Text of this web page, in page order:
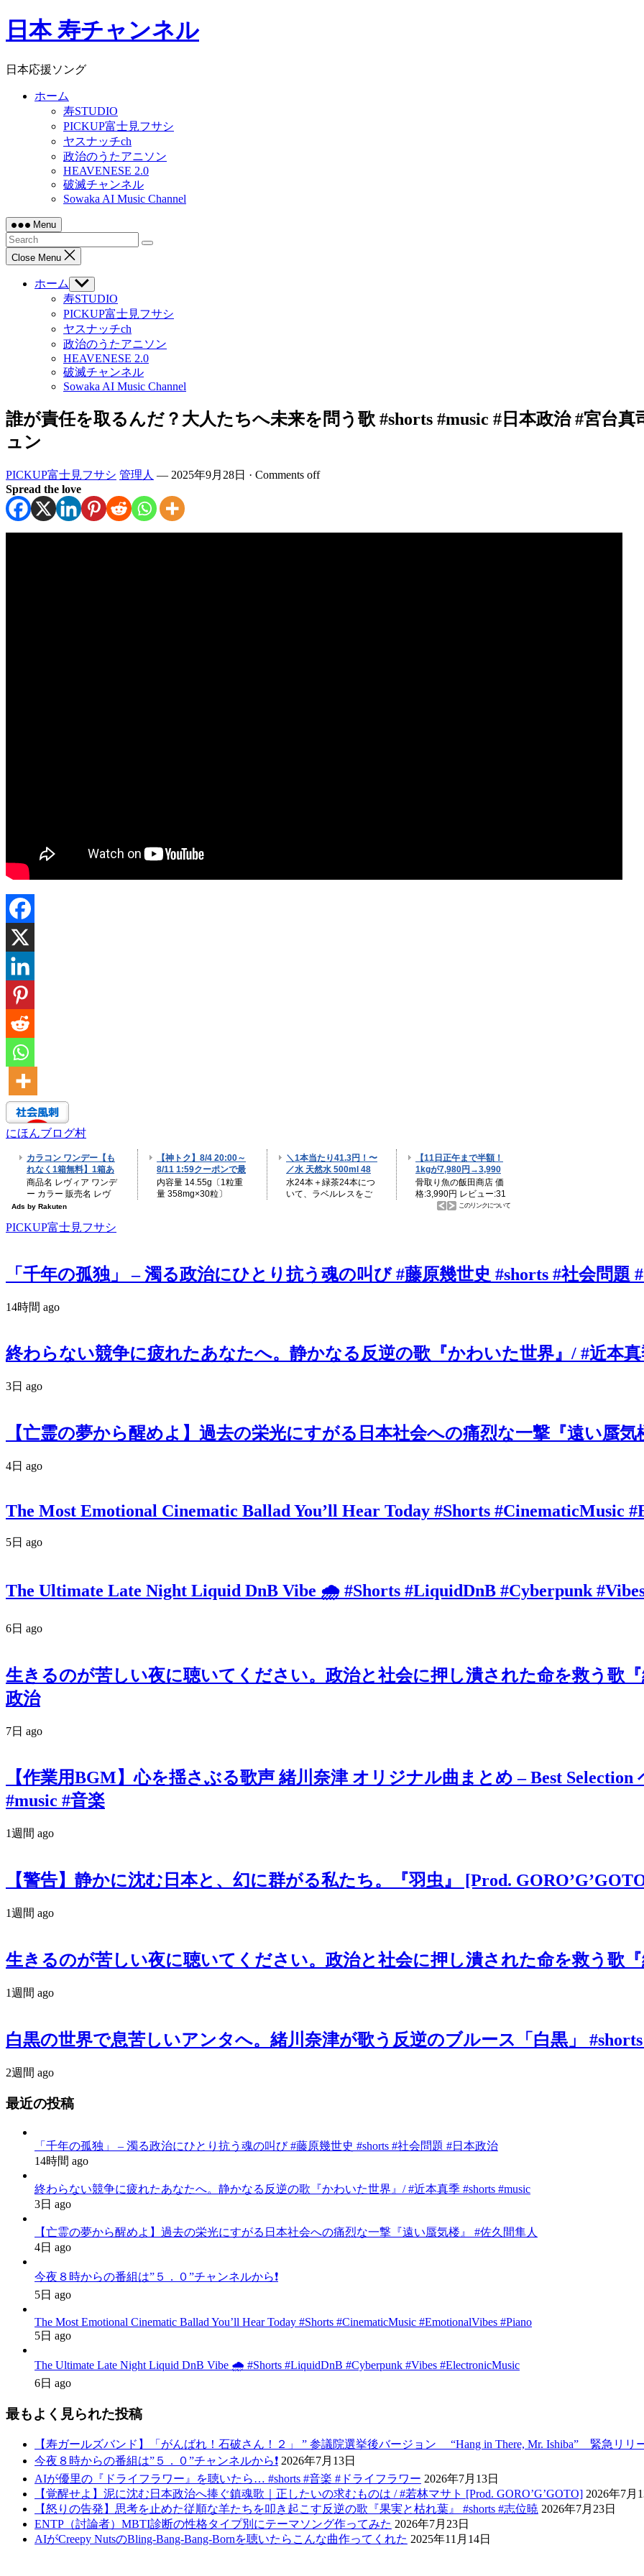
Skip
to日本 寿チャンネル
日本応援ソング
ホーム
寿STUDIO
PICKUP富士見フサシ
ヤスナッチch
政治のうたアニソン
HEAVENESE 2.0
破滅チャンネル
Sowaka AI Music Channel
Menu
Close Menu
ホーム
Show
sub
menu
寿STUDIO
PICKUP富士見フサシ
ヤスナッチch
政治のうたアニソン
HEAVENESE 2.0
破滅チャンネル
Sowaka AI Music Channel
誰が責任を取るんだ？大人たちへ未来を問う歌 #shorts #music #日本政治 #宮台
ュン
PICKUP富士見フサシ 管理人 — 2025年9月28日 · Comments off
Spread the love
にほんブログ村
PICKUP富士見フサシ
「千年の孤独」 – 濁る政治にひとり抗う魂の叫び #藤原幾世史 #shorts #社会問題
14時間 ago
終わらない競争に疲れたあなたへ。静かなる反逆の歌『かわいた世界』/ #近本真
3日 ago
【亡霊の夢から醒めよ】過去の栄光にすがる日本社会への痛烈な一撃『遠い蜃気
4日 ago
The Most Emotional Cinematic Ballad You’ll Hear Today #Shorts #CinematicMusic
5日 ago
The Ultimate Late Night Liquid DnB Vibe 🌧️ #Shorts #LiquidDnB #Cyberpunk
6日 ago
生きるのが苦しい夜に聴いてください。政治と社会に押し潰された命を救う歌
政治
7日 ago
【作業用BGM】心を揺さぶる歌声 緒川奈津 オリジナル曲まとめ – Best
#music #音楽
1週間 ago
【警告】静かに沈む日本と、幻に群がる私たち。『羽虫』 [Prod.
1週間 ago
生きるのが苦しい夜に聴いてください。政治と社会に押し潰された命を救う歌
1週間 ago
白黒の世界で息苦しいアンタへ。緒川奈津が歌う反逆のブルース「白黒」
2週間 ago
最近の投稿
「千年の孤独」 – 濁る政治にひとり抗う魂の叫び #藤原幾世史 #shorts #社会問題 #日本政治
14時間 ago
終わらない競争に疲れたあなたへ。静かなる反逆の歌『かわいた世界』/ #近本真季 #shorts #music
3日 ago
【亡霊の夢から醒めよ】過去の栄光にすがる日本社会への痛烈な一撃『遠い蜃気楼』 #佐久間隼人
4日 ago
今夜８時からの番組は”５．０”チャンネルから❗️
5日 ago
The Most Emotional Cinematic Ballad You’ll Hear Today #Shorts #CinematicMusic #EmotionalVibes #Piano
5日 ago
The Ultimate Late Night Liquid DnB Vibe 🌧️ #Shorts #LiquidDnB #Cyberpunk #Vibes #ElectronicMusic
6日 ago
最もよく見られた投稿
【寿ガールズバンド】「がんばれ！石破さん！２」 ” 参議院選挙後バージョン “Hang in There, Mr. Ishiba” 緊急リリ
今夜８時からの番組は”５．０”チャンネルから❗️ 2026年7月13日
AIが優里の『ドライフラワー』を聴いたら… #shorts #音楽 #ドライフラワー 2026年7月13日
【覚醒せよ】泥に沈む日本政治へ捧ぐ鎮魂歌｜正したいの求むものは / #若林マサト [Prod. GORO’G’GOTO] 2026年7月
【怒りの告発】思考を止めた従順な羊たちを叩き起こす反逆の歌『果実と枯れ葉』 #shorts #志位暁 2026年7月23日
ENTP（討論者）MBTI診断の性格タイプ別にテーマソング作ってみた 2026年7月23日
AIがCreepy NutsのBling-Bang-Bang-Bornを聴いたらこんな曲作ってくれた 2025年11月14日